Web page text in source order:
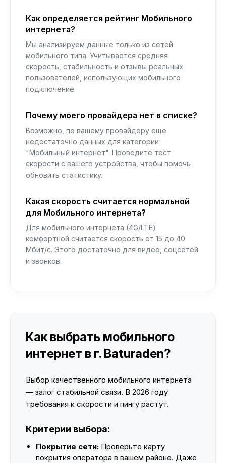
Как определяется рейтинг Мобильного
интернета?
Мы анализируем данные только из сетей
мобильного типа. Учитывается средняя
скорость, стабильность и отзывы реальных
пользователей, использующих мобильного
подключение.
Почему моего провайдера нет в списке?
Возможно, по вашему провайдеру еще
недостаточно данных для категории
"Мобильный интернет". Проведите тест
скорости с вашего устройства, чтобы помочь
обновить статистику.
Какая скорость считается нормальной
для Мобильного интернета?
Для мобильного интернета (4G/LTE)
комфортной считается скорость от 15 до 40
Мбит/с. Этого достаточно для видео, соцсетей
и звонков.
Как выбрать мобильного
интернет в г. Baturaden?
Выбор качественного мобильного интернета
— залог стабильной связи. В 2026 году
требования к скорости и пингу растут.
Критерии выбора:
Покрытие сети: Проверьте карту
покрытия оператора в вашем районе. Даже